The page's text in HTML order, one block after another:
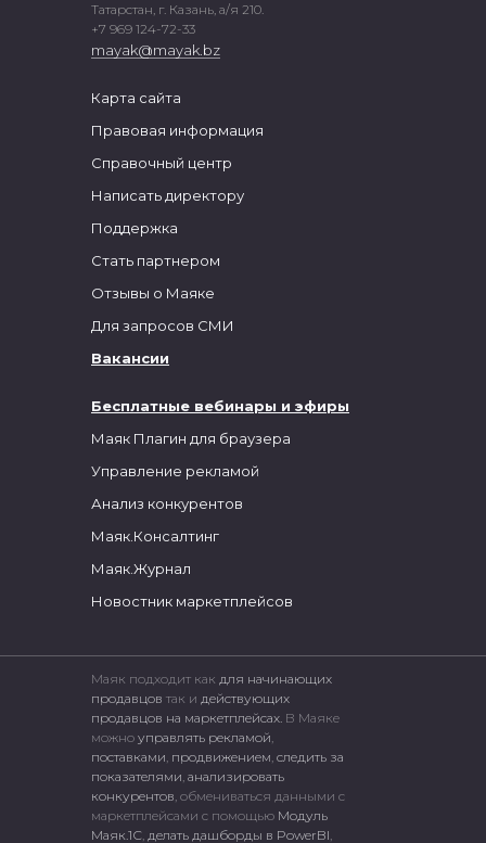
Татарстан, г. Казань, а/я 210.
+7 969 124-72-33
mayak@mayak.bz
Бесплатные вебинары и эфиры
Маяк Плагин для браузера
Управление рекламой
Анализ конкурентов
Маяк.Консалтинг
Маяк.Журнал
Новостник маркетплейсов
Карта сайта
Правовая информация
Справочный центр
Написать директору
Поддержка
Стать партнером
Отзывы о Маяке
Для запросов СМИ
Вакансии
Маяк подходит как для начинающих
продавцов так и действующих
продавцов на маркетплейсах. В Маяке
можно управлять рекламой,
поставками, продвижением, следить за
показателями, анализировать
конкурентов, обмениваться данными с
маркетплейсами c помощью Модуль
Маяк.1С, делать дашборды в PowerBI,